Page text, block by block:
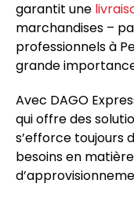
garantit une
marchandises –
professionnels à
grande
Avec DAGO
qui offre des
s’efforce toujours
besoins en